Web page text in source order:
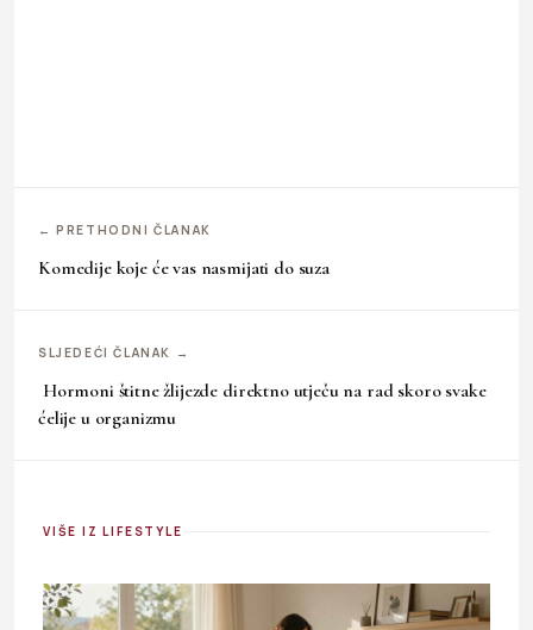
← PRETHODNI ČLANAK
Komedije koje će vas nasmijati do suza
SLJEDEĆI ČLANAK →
Hormoni štitne žlijezde direktno utječu na rad skoro svake
ćelije u organizmu
VIŠE IZ LIFESTYLE